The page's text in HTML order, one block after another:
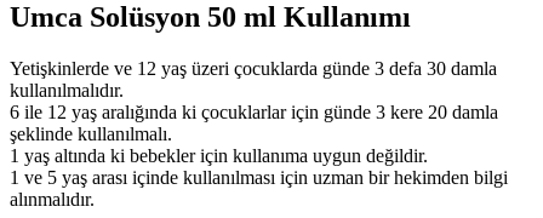
Umca Solüsyon 50 ml Kullanımı
Yetişkinlerde ve 12 yaş üzeri çocuklarda günde 3 defa 30 damla
kullanılmalıdır.
6 ile 12 yaş aralığında ki çocuklarlar için günde 3 kere 20 damla
şeklinde kullanılmalı.
1 yaş altında ki bebekler için kullanıma uygun değildir.
1 ve 5 yaş arası içinde kullanılması için uzman bir hekimden bilgi
alınmalıdır.